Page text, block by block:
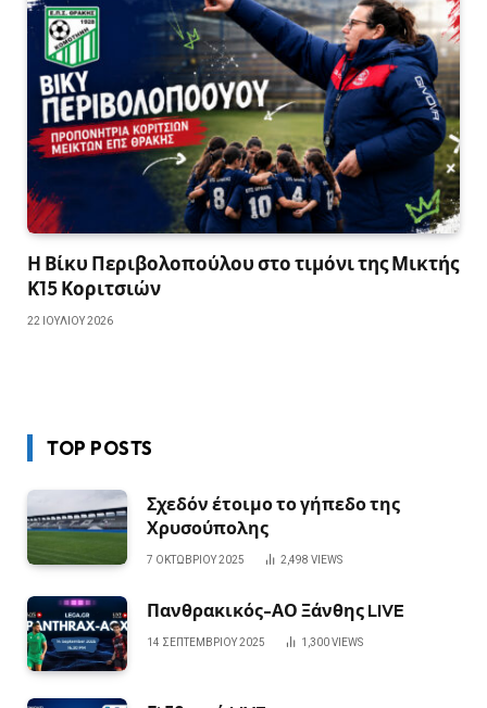
Η Βίκυ Περιβολοπούλου στο τιμόνι της Μικτής
Κ15 Κοριτσιών
22 ΙΟΥΛΊΟΥ 2026
TOP POSTS
Σχεδόν έτοιμο το γήπεδο της
Χρυσούπολης
7 ΟΚΤΩΒΡΊΟΥ 2025 2,498 VIEWS
Πανθρακικός-ΑΟ Ξάνθης LIVE
14 ΣΕΠΤΕΜΒΡΊΟΥ 2025 1,300VIEWS